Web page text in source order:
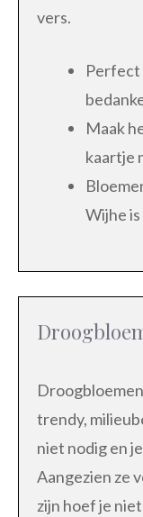
vers.
Perfect
Maak
kaartje
Wijhe
trendy,
niet nodig en
Aangezien ze
zijn hoef je